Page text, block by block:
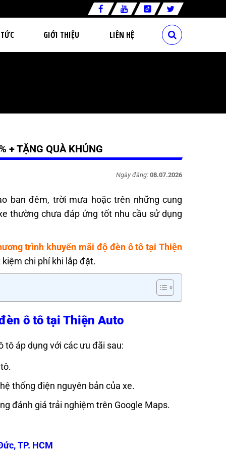
GIỚI THIỆU LIÊN HỆ
+ TẶNG QUÀ KHỦNG
Ngày đăng: 08.07.2026
ban đêm, trời mưa hoặc trên những cung
thường chưa đáp ứng tốt nhu cầu sử dụng
trình khuyến mãi độ đèn ô tô tại Thiện
chi phí khi lắp đặt.
ô tô tại Thiện Auto
áp dụng với các ưu đãi sau:
thống điện nguyên bản của xe.
đánh giá trải nghiệm trên Google Maps.
TP. HCM